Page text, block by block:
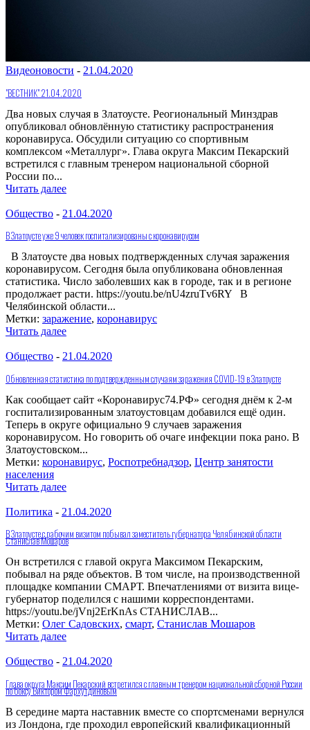
Видеоновости - 21.04.2020
"ВЕСТНИК" 21.04.2020
Два новых случая в Златоусте. Реогиональный Минздрав
опубликовал обновлённую статистику распространения
коронавируса. Обсудили ситуацию со спортивным
комплексом «Металлург». Глава округа Максим Пекарский
встретился с главным тренером национальной сборной
России по...
Читать далее
Общество - 21.04.2020
В Златоусте уже 9 человек госпитализированы с коронавирусом
В Златоусте два новых подтвержденных случая заражения
коронавирусом. Сегодня была опубликована обновленная
статистика. Число заболевших как в городе, так и в регионе
продолжает расти. https://youtu.be/nU4zruTv6RY В
Челябинской области...
Метки: заражение, коронавирус
Читать далее
Общество - 21.04.2020
Обновленная статистика по подтвержденным случаям заражения COVID-19 в Златоусте
Как сообщает сайт «Коронавирус74.РФ» сегодня днём к 2-м
госпитализированным златоустовцам добавился ещё один.
Теперь в округе официально 9 случаев заражения
коронавирусом. Но говорить об очаге инфекции пока рано. В
Златоустовском...
Метки: коронавирус, Роспотребнадзор, Центр занятости
населения
Читать далее
Политика - 21.04.2020
В Златоусте с рабочим визитом побывал заместитель губернатора Челябинской области
Станислав Мошаров
Он встретился с главой округа Максимом Пекарским,
побывал на ряде объектов. В том числе, на производственной
площадке компании СМАРТ. Впечатлениями от визита вице-
губернатор поделился с нашими корреспондентами.
https://youtu.be/jVnj2ErKnAs СТАНИСЛАВ...
Метки: Олег Садовских, смарт, Станислав Мошаров
Читать далее
Общество - 21.04.2020
Глава округа Максим Пекарский встретился с главным тренером национальной сборной России
по боксу Виктором Фархутдиновым
В середине марта наставник вместе со спортсменами вернулся
из Лондона, где проходил европейский квалификационный